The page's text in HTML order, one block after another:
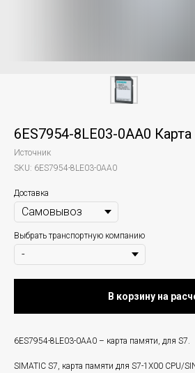
6ES7954-8LE03-0AA0
Источник
SKU: 6ES7954-8LE03-0AA0
Доставка
Выбрать транспортную компанию
В корзину на
6ES7954-8LE03-0AA0 – карта памяти, для S7.
SIMATIC S7, карта памяти для S7-1X00 CPU/